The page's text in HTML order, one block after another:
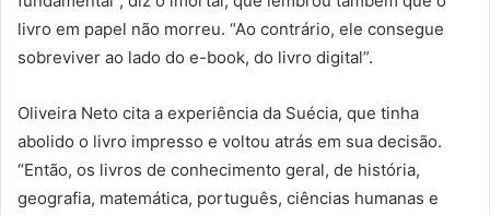
livro em papel não morreu. “Ao contrário, ele consegue
sobreviver ao lado do e-book, do livro digital”.
Oliveira Neto cita a experiência da Suécia, que tinha
abolido o livro impresso e voltou atrás em sua decisão.
“Então, os livros de conhecimento geral, de história,
geografia, matemática, português, ciências humanas e